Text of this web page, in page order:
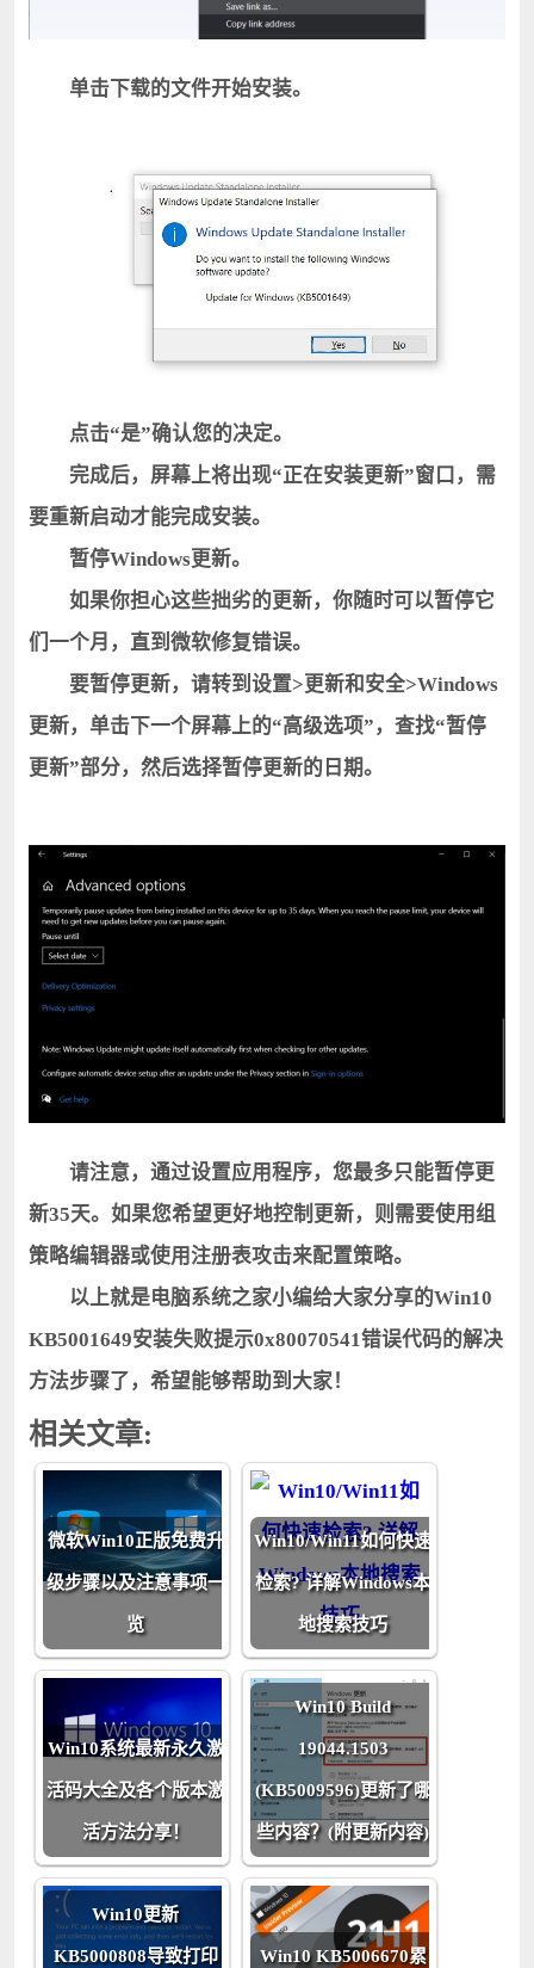
单击下载的文件开始安装。
点击“是”确认您的决定。
完成后，屏幕上将出现“正在安装更新”窗口，需
要重新启动才能完成安装。
暂停Windows更新。
如果你担心这些拙劣的更新，你随时可以暂停它
们一个月，直到微软修复错误。
要暂停更新，请转到设置>更新和安全>Windows
更新，单击下一个屏幕上的“高级选项”，查找“暂停
更新”部分，然后选择暂停更新的日期。
请注意，通过设置应用程序，您最多只能暂停更
新35天。如果您希望更好地控制更新，则需要使用组
策略编辑器或使用注册表攻击来配置策略。
以上就是电脑系统之家小编给大家分享的Win10
KB5001649安装失败提示0x80070541错误代码的解决
方法步骤了，希望能够帮助到大家！
相关文章:
微软Win10正版免费升
级步骤以及注意事项一
览
Win10/Win11如何快速
检索? 详解Windows本
地搜索技巧
Win10系统最新永久激
活码大全及各个版本激
活方法分享！
Win10 Build
19044.1503
(KB5009596)更新了哪
些内容？(附更新内容)
Win10更新
KB5000808导致打印 Win10 KB5006670累